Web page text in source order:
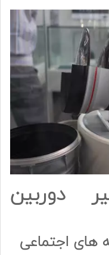
دوربین
های اجتماعی